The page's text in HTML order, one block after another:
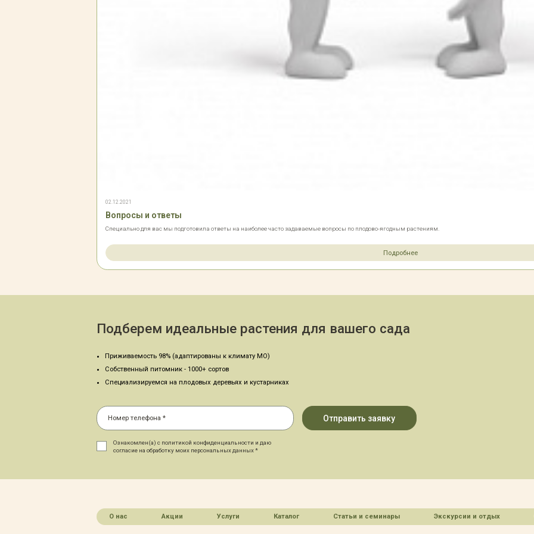
02.12.2021
Вопросы и ответы
Специально для вас мы подготовила ответы на наиболее часто задаваемые вопросы по плодово-ягодным растениям.
Подробнее
Подберем идеальные растения для вашего сада
Приживаемость 98% (адаптированы к климату МО)
Собственный питомник - 1000+ сортов
Специализируемся на плодовых деревьях и кустарниках
Ознакомлен(а) с политикой конфиденциальности и даю
согласие на обработку моих персональных данных *
О нас Акции Услуги Каталог Статьи и семинары Экскурсии и отдых